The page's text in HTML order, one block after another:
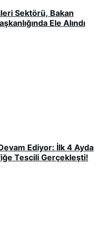
Sektörü, Bakan
Ele Alındı
Ediyor: İlk 4 Ayda
Tescili Gerçekleşti!